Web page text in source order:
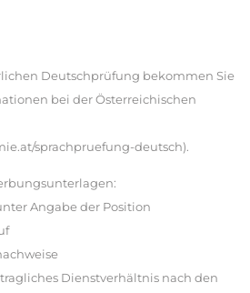
Deutschprüfung bekommen Sie
bei der Österreichischen
sprachpruefung-deutsch).
Angabe der Position
Dienstverhältnis nach den